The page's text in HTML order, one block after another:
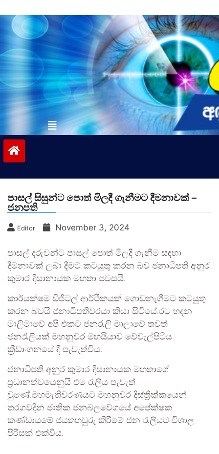
to
contentvinivida.lk
පාසල් සිසුන්ට පොත් මිලදී ගැනීමට දීමනාවක් –
ජනපති
Editor November 3, 2024
පාසල් දරුවන්ට පාසල් පොත් මිලදී ගැනීම සඳහා
දීමනාවක් ලබා දීමට කටයුතු කරන බව ජනාධිපති අනුර
කුමාර දිසානායක මහතා පවසයි.
කාර්යක්ෂම ඩිජිටල් ආර්ථිකයක් ගොඩනැගීමට කටයුතු
කරන බවයි ජනාධිපතිවරයා කියා සිටියේ.රට හදන
මාලිමාවේ අපි එකට ජනරැලි මාලාවේ තවත්
ජනරැලියක් මහනුවර මහයියාව වේවැල්පිටිය
ක්‍රීඩාංගනයේ දී පැවැත්විය.
ජනාධිපති අනුර කුමාර දිසානායක මහතාගේ
ප්‍රධානත්වයෙනුයි එම රැලිය පැවැත්
වුණේ.මහමැතිවරණයට මහනුවර දිස්ත්‍රික්කයෙන්
තරගවදින ජාතික ජනබලවේගයේ අපේක්ෂක
කණ්ඩායමේ ජයතහවුරු කිරීමේ ජන රැලියට විශාල
පිරිසක් එක්විය.